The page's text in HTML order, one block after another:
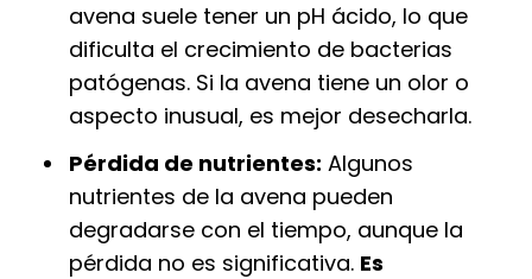
avena suele tener un pH ácido, lo que
dificulta el crecimiento de bacterias
patógenas. Si la avena tiene un olor o
aspecto inusual, es mejor desecharla.
Pérdida de nutrientes: Algunos
nutrientes de la avena pueden
degradarse con el tiempo, aunque la
pérdida no es significativa. Es